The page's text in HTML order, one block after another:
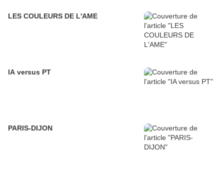
LES COULEURS DE L'AME
IA versus PT
PARIS-DIJON